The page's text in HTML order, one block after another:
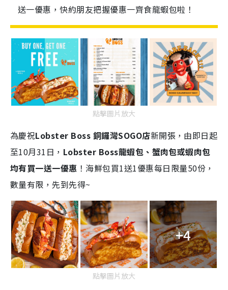
送一優惠，快約朋友把握優惠一齊食龍蝦包啦！
點擊圖片放大
為慶祝Lobster Boss 銅鑼灣SOGO店新開張，由即日起
至10月31日， Lobster Boss龍蝦包、蟹肉包或蝦肉包
均有買一送一優惠 ！海鮮包買1送1優惠每日限量50份，
數量有限，先到先得~
+4
點擊圖片放大